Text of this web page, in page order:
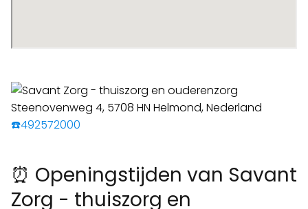
☎️492572000
⏰ Openingstijden van Savant
Zorg - thuiszorg en